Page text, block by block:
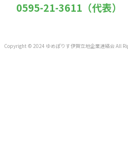
0595-21-3611（代表）
Copyright © 2024 ゆめぽりす伊賀立地企業連絡会 All